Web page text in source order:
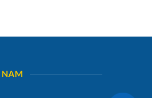
NAM